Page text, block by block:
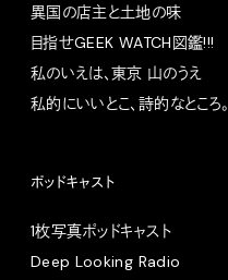
異国の店主と土地の味
目指せGEEK WATCH図鑑!!!
私のいえは、東京 山のうえ
私的にいいとこ、詩的なところ。
ポッドキャスト
1枚写真ポッドキャスト
Deep Looking Radio